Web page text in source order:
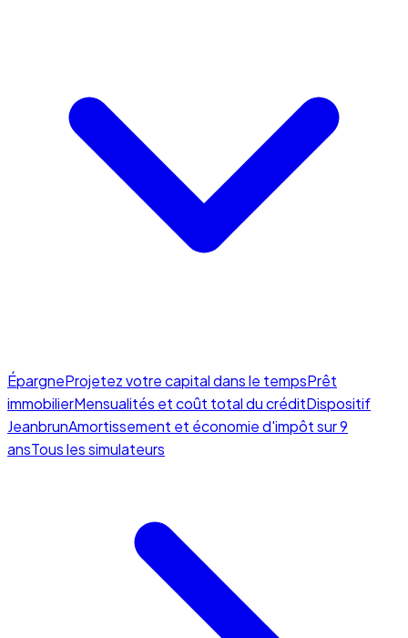
ÉpargneProjetez votre capital dans le tempsPrêt
immobilierMensualités et coût total du créditDispositif
JeanbrunAmortissement et économie d'impôt sur 9
ansTous les simulateurs